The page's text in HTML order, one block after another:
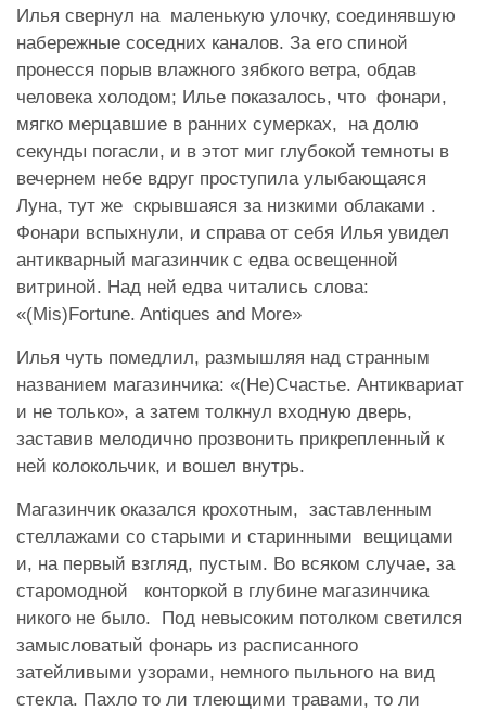
Илья свернул на маленькую улочку, соединявшую
набережные соседних каналов. За его спиной
пронесся порыв влажного зябкого ветра, обдав
человека холодом; Илье показалось, что фонари,
мягко мерцавшие в ранних сумерках, на долю
секунды погасли, и в этот миг глубокой темноты в
вечернем небе вдруг проступила улыбающаяся
Луна, тут же скрывшаяся за низкими облаками .
Фонари вспыхнули, и справа от себя Илья увидел
антикварный магазинчик с едва освещенной
витриной. Над ней едва читались слова:
«(Mis)Fortune. Antiques and More»
Илья чуть помедлил, размышляя над странным
названием магазинчика: «(Не)Счастье. Антиквариат
и не только», а затем толкнул входную дверь,
заставив мелодично прозвонить прикрепленный к
ней колокольчик, и вошел внутрь.
Магазинчик оказался крохотным, заставленным
стеллажами со старыми и старинными вещицами
и, на первый взгляд, пустым. Во всяком случае, за
старомодной конторкой в глубине магазинчика
никого не было. Под невысоким потолком светился
замысловатый фонарь из расписанного
затейливыми узорами, немного пыльного на вид
стекла. Пахло то ли тлеющими травами, то ли